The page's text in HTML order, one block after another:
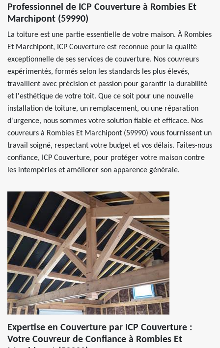
Professionnel de ICP Couverture à Rombies Et
Marchipont (59990)
La toiture est une partie essentielle de votre maison. À Rombies
Et Marchipont, ICP Couverture est reconnue pour la qualité
exceptionnelle de ses services de couverture. Nos couvreurs
expérimentés, formés selon les standards les plus élevés,
travaillent avec précision et passion pour garantir la durabilité
et l'esthétique de votre toit. Que ce soit pour une nouvelle
installation de toiture, un remplacement, ou une réparation
d'urgence, nous sommes votre solution fiable et efficace. Nos
couvreurs à Rombies Et Marchipont (59990) vous fournissent un
travail soigné, respectant votre budget et vos délais. Faites-nous
confiance, ICP Couverture, pour protéger votre maison contre
les intempéries et améliorer son apparence générale.
Expertise en Couverture par ICP Couverture :
Votre Couvreur de Confiance à Rombies Et